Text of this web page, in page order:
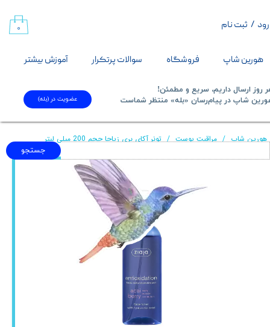
هورین شاپ فروشگاه سوالات پرتکرار آموزش بیشتر
/ ثبت نام
حساب کاربری من
تغییر گذر واژه
خروج از حساب کاربری
۰
جستجو
روز ارسال داریم، سریع و مطمئن!
شاپ در پیام‌رسان «بله» منتظر شماست​​​​​​​
عضویت در (بله)
هورین شاپ مراقبت پوست تونر آکای بری زیاجا حجم 200 میلی لیتر